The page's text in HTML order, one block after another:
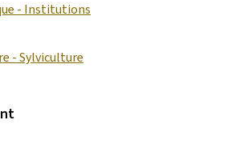
- Institutions
- Sylviculture